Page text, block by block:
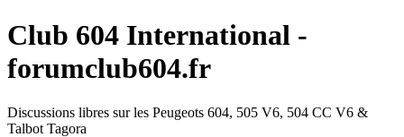
Club 604 International -
forumclub604.fr
Discussions libres sur les Peugeots 604, 505 V6, 504 CC V6 &
Talbot Tagora